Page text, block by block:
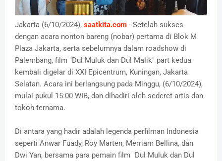
Jakarta (6/10/2024), saatkita.com - Setelah sukses
dengan acara nonton bareng (nobar) pertama di Blok M
Plaza Jakarta, serta sebelumnya dalam roadshow di
Palembang, film "Dul Muluk dan Dul Malik" part kedua
kembali digelar di XXI Epicentrum, Kuningan, Jakarta
Selatan. Acara ini berlangsung pada Minggu, (6/10/2024),
mulai pukul 15:00 WIB, dan dihadiri oleh sederet artis dan
tokoh ternama.
Di antara yang hadir adalah legenda perfilman Indonesia
seperti Anwar Fuady, Roy Marten, Merriam Bellina, dan
Dwi Yan, bersama para pemain film "Dul Muluk dan Dul